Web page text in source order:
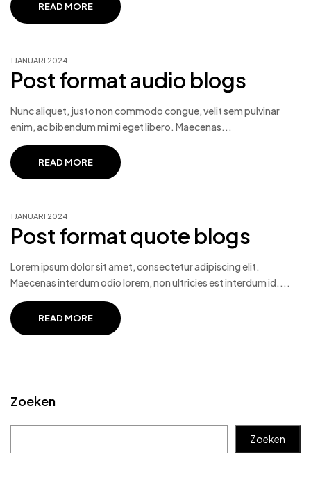
Zoeken
Zoeken
READ MORE
1 JANUARI 2024
Post format audio blogs
Nunc aliquet, justo non commodo congue, velit sem pulvinar
enim, ac bibendum mi mi eget libero. Maecenas...
READ MORE
1 JANUARI 2024
Post format quote blogs
Lorem ipsum dolor sit amet, consectetur adipiscing elit.
Maecenas interdum odio lorem, non ultricies est interdum id....
READ MORE